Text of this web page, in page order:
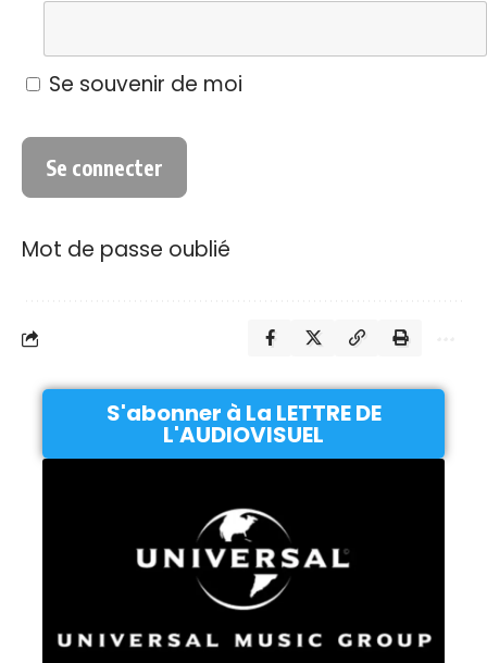
Se souvenir de moi
Mot de passe oublié
S'abonner à La LETTRE DE
L'AUDIOVISUEL